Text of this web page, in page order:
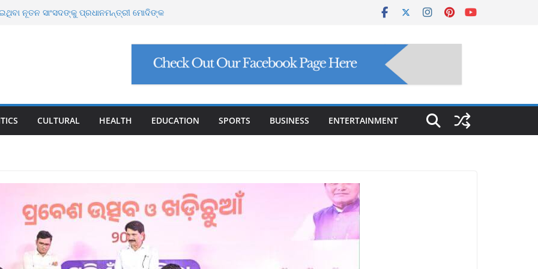
ହଜାର ୬୪୮ କୋଟି ନିବେଶ ପ୍ରସ୍ତାବ, ସୃଷ୍ଟି ହେବ
ଲାଞ୍ଚ ମାମଲା ଶେଷ: ସୁପ୍ରିମକୋର୍ଟଙ୍କ ଦ୍ୱାରା
୩ ବିଶେଷଜ୍ଞଙ୍କ ବିରୋଧରେ ଗୁରୁତର
ବଙ୍ଗୋପସାଗରରେ ଘୂର୍ଣ୍ଣିବଳୟ, ଉପକୂଳ ଓଡ଼ିଶାକୁ
CULTURAL HEALTH EDUCATION SPORTS BUSINESS ENTERTAINMENT